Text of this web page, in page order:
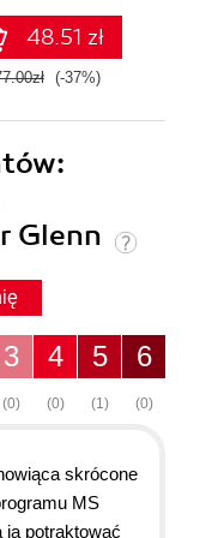
Pythonie
48.51 zł
(-37%)
Glenn
6
(0)
5
(1)
4
(0)
3
(0)
skrócone
MS
ją potraktować